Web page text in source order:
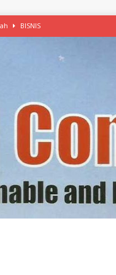
BISNIS
Berkelanjutan
Pilihan Menu Sehat
Kenalkan Sosmocaf
Rp1.100 Triliun